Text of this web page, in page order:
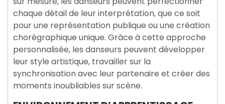
chaque détail de leur interprétation, que ce soit
pour une représentation publique ou une création
chorégraphique unique. Grâce à cette approche
personnalisée, les danseurs peuvent développer
leur style artistique, travailler sur la
synchronisation avec leur partenaire et créer des
moments inoubliables sur scène.